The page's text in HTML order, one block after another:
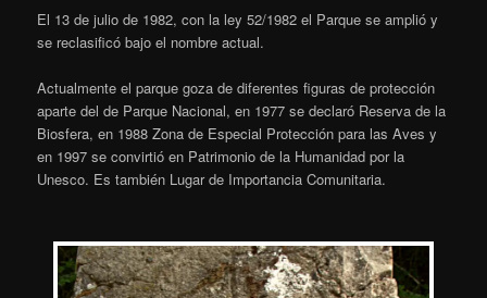
El 13 de julio de 1982, con la ley 52/1982 el Parque se amplió y
se reclasificó bajo el nombre actual.
Actualmente el parque goza de diferentes figuras de protección
aparte del de Parque Nacional, en 1977 se declaró Reserva de la
Biosfera, en 1988 Zona de Especial Protección para las Aves y
en 1997 se convirtió en Patrimonio de la Humanidad por la
Unesco. Es también Lugar de Importancia Comunitaria.